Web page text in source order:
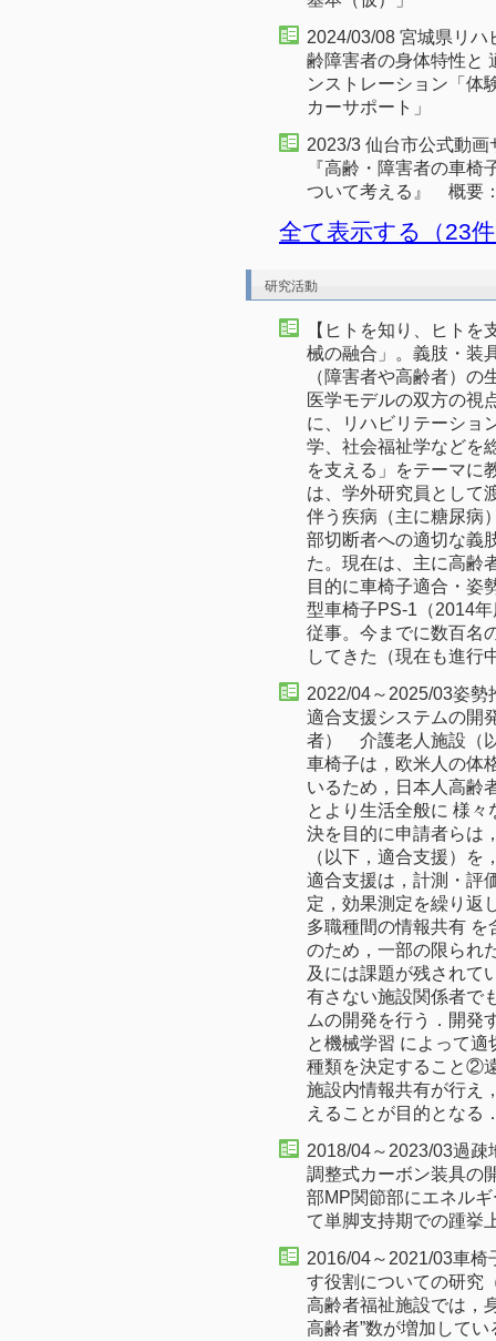
2024/03/08 宮城県リ
齢障害者の身体特性と
ンストレーション「体
カーサポート」
2023/3 仙台市公式動
『高齢・障害者の車
ついて考える』 概要
全て表示する（23
研究活動
【ヒトを知り、ヒト
械の融合」。義肢・装
（障害者や高齢者）
医学モデルの双方の視
に、リハビリテーショ
学、社会福祉学などを
を支える」をテーマに
は、学外研究員として
伴う疾病（主に糖尿病
部切断者への適切な義
た。現在は、主に高齢
目的に車椅子適合・姿
型車椅子PS-1（2014
従事。今までに数百名
してきた（現在も進行
2022/04～2025/03姿勢
適合支援システムの開
者） 介護老人施設（
車椅子は，欧米人の体
いるため，日本人高齢
とより生活全般に 様
決を目的に申請者らは
（以下，適合支援）
適合支援は，計測・評
定，効果測定を繰り返
多職種間の情報共有
のため，一部の限られ
及には課題が残されて
有さない施設関係者で
ムの開発を行う．開発
と機械学習 によって
種類を決定すること②
施設内情報共有が行え
えることが目的となる
2018/04～2023/03過疎
調整式カーボン装具の
部MP関節部にエネル
て単脚支持期での踵挙
2016/04～2021/03車椅
す役割についての研究
高齢者福祉施設では，
高齢者”数が増加して